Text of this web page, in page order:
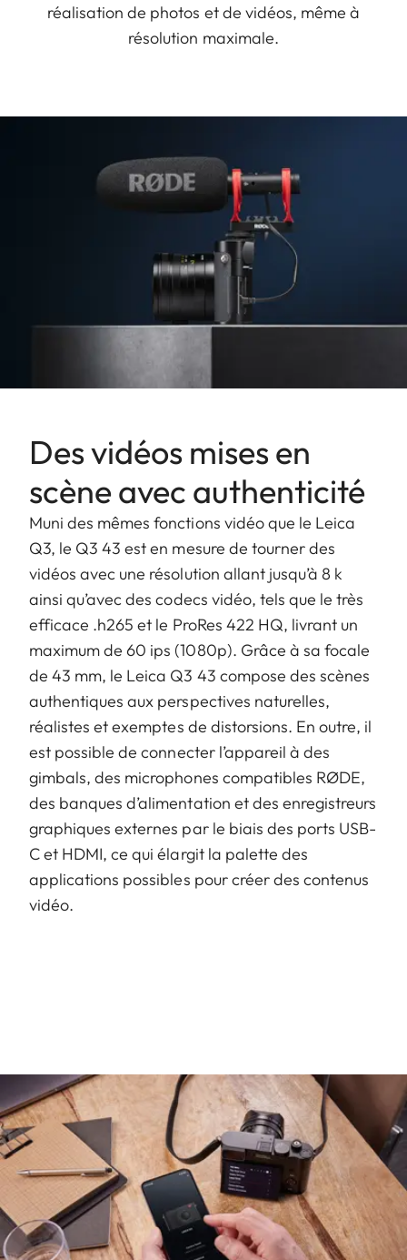
réalisation de photos et de vidéos, même à
résolution maximale.
Des vidéos mises en
scène avec authenticité
Muni des mêmes fonctions vidéo que le Leica
Q3, le Q3 43 est en mesure de tourner des
vidéos avec une résolution allant jusqu’à 8 k
ainsi qu’avec des codecs vidéo, tels que le très
efficace .h265 et le ProRes 422 HQ, livrant un
maximum de 60 ips (1080p). Grâce à sa focale
de 43 mm, le Leica Q3 43 compose des scènes
authentiques aux perspectives naturelles,
réalistes et exemptes de distorsions. En outre, il
est possible de connecter l’appareil à des
gimbals, des microphones compatibles RØDE,
des banques d’alimentation et des enregistreurs
graphiques externes par le biais des ports USB-
C et HDMI, ce qui élargit la palette des
applications possibles pour créer des contenus
vidéo.